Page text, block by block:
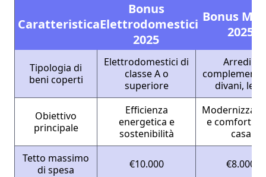
Caratteristica
Bonus
Elettrodomestici
2025
Bonus
2025
Tipologia di
beni coperti
Elettrodomestici di
classe A o
superiore
Arredi e
complementi
divani, letti)
Obiettivo
principale
Efficienza
energetica e
sostenibilità
e comfort
casa
Tetto massimo
di spesa
€10.000 €8.000